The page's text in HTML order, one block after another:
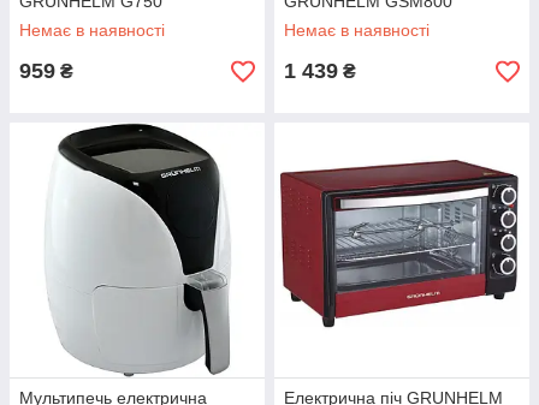
Немає в наявності
959 ₴
Немає в наявності
1 439 ₴
Мультипечь електрична
Електрична піч GRUNHELM